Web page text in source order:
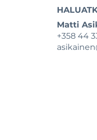
Matti
+358 44